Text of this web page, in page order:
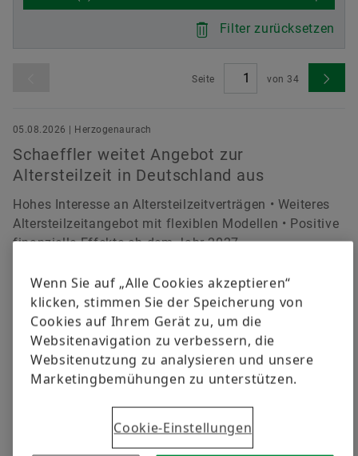
Jetzt bestellen
Filter zurücksetzen
Seite von 34
05.08.2026 | Herzogenaurach
Schaeffler weitet Angebot zur
Altersteilzeit in Deutschland aus
Hohes Interesse an Altersteilzeitverträgen • Weiteres
Altersteilzeitangebot mit flexiblen Modellen • Positive
finanzielle Effekte ab dem Jahr 2027
Download
05.08.2026 | Herzogenaurach
Schaeffler verbessert Profitabilität im
ersten Halbjahr 2026
Umsatz mit 11,7 Milliarden Euro trotz
herausfordernder Marktbedingungen auf
Vorjahresniveau (währungsbereinigt plus 0,4 Prozent)
• EBIT-Marge vor Sondereffekten um rund 15 Prozent
Wenn Sie auf „Alle Cookies akzeptieren“
klicken, stimmen Sie der Speicherung von
Cookies auf Ihrem Gerät zu, um die
Websitenavigation zu verbessern, die
Websitenutzung zu analysieren und unsere
Marketingbemühungen zu unterstützen.
Cookie-Einstellungen